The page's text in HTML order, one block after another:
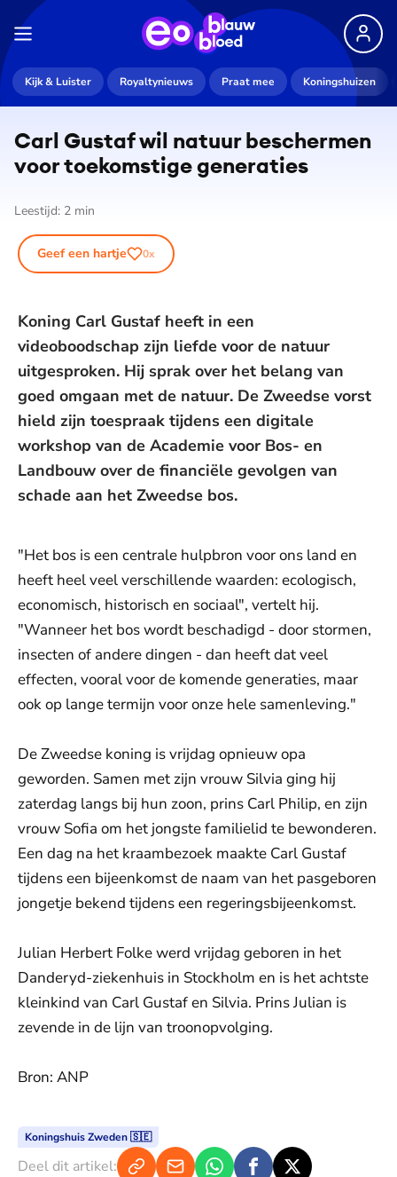
Kijk & Luister Royaltynieuws Praat mee Koningshuizen
Carl Gustaf wil natuur beschermen
voor toekomstige generaties
Leestijd: 2 min
Geef een hartje 0x
Koning Carl Gustaf heeft in een
videoboodschap zijn liefde voor de natuur
uitgesproken. Hij sprak over het belang van
goed omgaan met de natuur. De Zweedse vorst
hield zijn toespraak tijdens een digitale
workshop van de Academie voor Bos- en
Landbouw over de financiële gevolgen van
schade aan het Zweedse bos.
"Het bos is een centrale hulpbron voor ons land en
heeft heel veel verschillende waarden: ecologisch,
economisch, historisch en sociaal", vertelt hij.
"Wanneer het bos wordt beschadigd - door stormen,
insecten of andere dingen - dan heeft dat veel
effecten, vooral voor de komende generaties, maar
ook op lange termijn voor onze hele samenleving."
De Zweedse koning is vrijdag opnieuw opa
geworden. Samen met zijn vrouw Silvia ging hij
zaterdag langs bij hun zoon, prins Carl Philip, en zijn
vrouw Sofia om het jongste familielid te bewonderen.
Een dag na het kraambezoek maakte Carl Gustaf
tijdens een bijeenkomst de naam van het pasgeboren
jongetje bekend tijdens een regeringsbijeenkomst.
Julian Herbert Folke werd vrijdag geboren in het
Danderyd-ziekenhuis in Stockholm en is het achtste
kleinkind van Carl Gustaf en Silvia. Prins Julian is
zevende in de lijn van troonopvolging.
Bron: ANP
Koningshuis Zweden 🇸🇪
Deel dit artikel: